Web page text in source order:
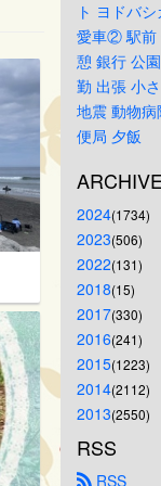
ト ヨドバシ
愛車② 駅前
憩 銀行 公園
勤 出張 小
地震 動物病
便局 夕飯
2024(1734)
2023(506)
2022(131)
2018(15)
2017(330)
2016(241)
2015(1223)
2014(2112)
2013(2550)
RSS
RSS